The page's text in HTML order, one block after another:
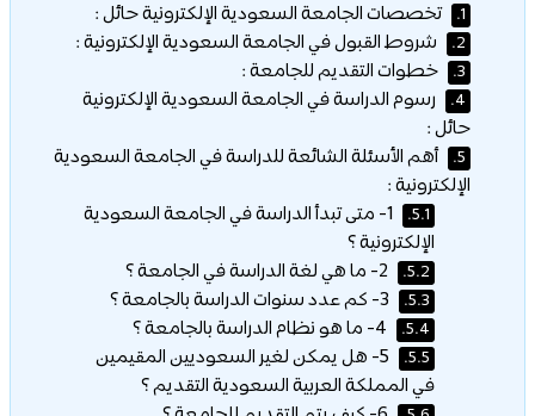
1. تخصصات الجامعة السعودية الإلكترونية حائل :
2. شروط القبول في الجامعة السعودية الإلكترونية :
3. خطوات التقديم للجامعة :
4.
رسوم الدراسة في الجامعة السعودية الإلكترونية
حائل :
5.
أهم الأسئلة الشائعة للدراسة في الجامعة السعودية
الإلكترونية :
5.1.
1- متى تبدأ الدراسة في الجامعة السعودية
الإلكترونية ؟
5.2.
5.3.
5.4.
5.5.
5- هل يمكن لغير السعوديين المقيمين
في المملكة العربية السعودية التقديم ؟